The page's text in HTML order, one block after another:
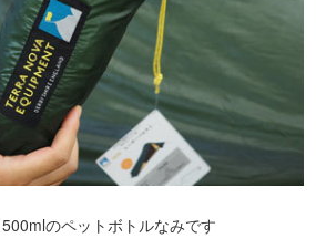
のペットボトルなみです